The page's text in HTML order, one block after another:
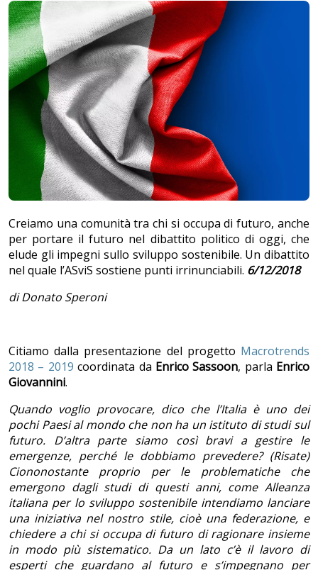
Creiamo una comunità tra chi si occupa di futuro, anche
per portare il futuro nel dibattito politico di oggi, che
elude gli impegni sullo sviluppo sostenibile. Un dibattito
nel quale l’ASviS sostiene punti irrinunciabili. 6/12/2018
di Donato Speroni
Citiamo dalla presentazione del progetto Macrotrends
2018 – 2019 coordinata da Enrico Sassoon, parla Enrico
Giovannini.
Quando voglio provocare, dico che l’Italia è uno dei
pochi Paesi al mondo che non ha un istituto di studi sul
futuro. D’altra parte siamo così bravi a gestire le
emergenze, perché le dobbiamo prevedere? (Risate)
Ciononostante proprio per le problematiche che
emergono dagli studi di questi anni, come Alleanza
italiana per lo sviluppo sostenibile intendiamo lanciare
una iniziativa nel nostro stile, cioè una federazione, e
chiedere a chi si occupa di futuro di ragionare insieme
in modo più sistematico. Da un lato c’è il lavoro di
esperti che guardano al futuro e s’impegnano per